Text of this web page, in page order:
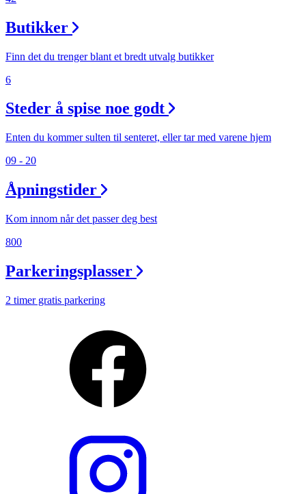
Butikker
Finn det du trenger blant et bredt utvalg butikker
6
Steder å spise noe godt
Enten du kommer sulten til senteret, eller tar med varene hjem
09 - 20
Åpningstider
Kom innom når det passer deg best
800
Parkeringsplasser
2 timer gratis parkering